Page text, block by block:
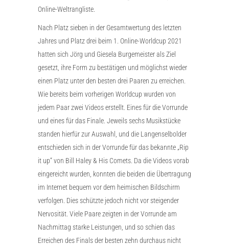
Online-Weltrangliste.
Nach Platz sieben in der Gesamtwertung des letzten
Jahres und Platz drei beim 1. Online-Worldcup 2021
hatten sich Jörg und Giesela Burgemeister als Ziel
gesetzt, ihre Form zu bestätigen und möglichst wieder
einen Platz unter den besten drei Paaren zu erreichen.
Wie bereits beim vorherigen Worldcup wurden von
jedem Paar zwei Videos erstellt. Eines für die Vorrunde
und eines für das Finale. Jeweils sechs Musikstücke
standen hierfür zur Auswahl, und die Langenselbolder
entschieden sich in der Vorrunde für das bekannte „Rip
it up“ von Bill Haley & His Comets. Da die Videos vorab
eingereicht wurden, konnten die beiden die Übertragung
im Internet bequem vor dem heimischen Bildschirm
verfolgen. Dies schützte jedoch nicht vor steigender
Nervosität. Viele Paare zeigten in der Vorrunde am
Nachmittag starke Leistungen, und so schien das
Erreichen des Finals der besten zehn durchaus nicht